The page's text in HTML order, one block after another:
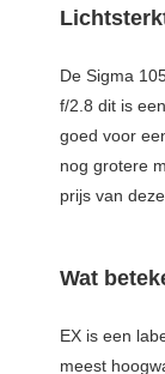
De Sigma
f/2.8 dit is
goed voor
nog grotere
prijs van
Wat
EX is een
meest